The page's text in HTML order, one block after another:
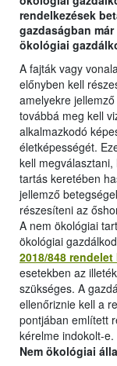
rendelkezések
gazdaságban
ökológiai
A fajták vagy
előnyben kell
amelyekre
továbbá meg kell
alkalmazkodó
életképességét.
kell
tartás keretében
jellemző
részesíteni az
A nem ökológiai
ökológiai
2018/848
esetekben az
szükséges. A
ellenőriznie kell a
pontjában említett
kérelme indokolt-e.
Nem ökológiai